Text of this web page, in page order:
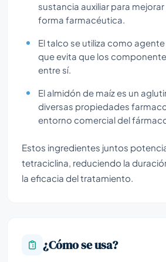
sustancia auxiliar para
forma farmacéutica.
El talco se utiliza como
que evita que los
entre sí.
El almidón de maíz es un
diversas propiedades
entorno comercial del
Estos ingredientes juntos
tetraciclina, reduciendo la
la eficacia del tratamiento.
¿Cómo se usa?